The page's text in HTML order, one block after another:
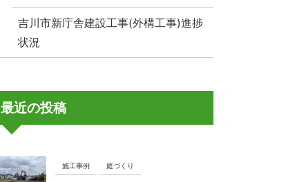
吉川市新庁舎建設工事(外構工事)進捗
状況
最近の投稿
施工事例 庭づくり